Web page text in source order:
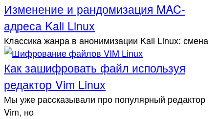
Изменение и рандомизация MAC-
адреса Kali Linux
Клас­сика жан­ра в анонимизации Kali Linux: сме­на
Как зашифровать файл используя
редактор Vim Linux
Мы уже рассказывали про популярный редактор
Vim, но